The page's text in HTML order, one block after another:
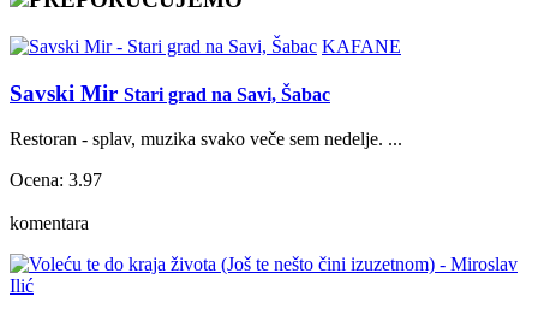
KAFANE
Savski Mir Stari grad na Savi, Šabac
Restoran - splav, muzika svako veče sem nedelje. ...
Ocena: 3.97
komentara